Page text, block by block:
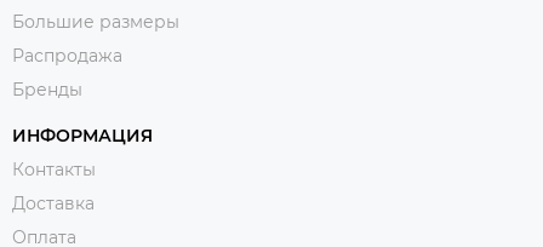
Большие размеры
Распродажа
Бренды
ИНФОРМАЦИЯ
Контакты
Доставка
Оплата